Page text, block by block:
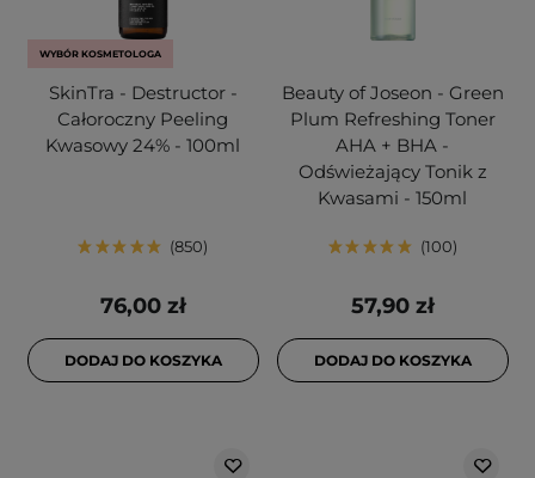
WYBÓR KOSMETOLOGA
SkinTra - Destructor -
Całoroczny Peeling
Kwasowy 24% - 100ml
850
76,00 zł
DODAJ DO KOSZYKA
Beauty of Joseon - Green
Plum Refreshing Toner
AHA + BHA -
Odświeżający Tonik z
Kwasami - 150ml
100
57,90 zł
DODAJ DO KOSZYKA